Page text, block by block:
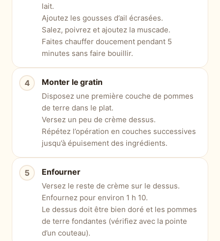
lait.
Ajoutez les gousses d’ail écrasées.
Salez, poivrez et ajoutez la muscade.
Faites chauffer doucement pendant 5
minutes sans faire bouillir.
Monter le gratin
Disposez une première couche de pommes
de terre dans le plat.
Versez un peu de crème dessus.
Répétez l’opération en couches successives
jusqu’à épuisement des ingrédients.
Enfourner
Versez le reste de crème sur le dessus.
Enfournez pour environ 1 h 10.
Le dessus doit être bien doré et les pommes
de terre fondantes (vérifiez avec la pointe
d’un couteau).